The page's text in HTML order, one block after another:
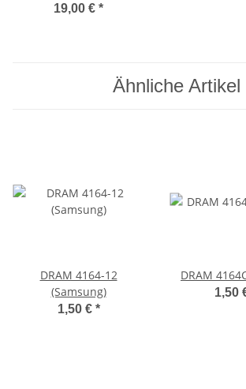
19,00 € *
Ähnliche Artikel
DRAM 4164-12
(Samsung)
1,50 € *
DRAM
1,50